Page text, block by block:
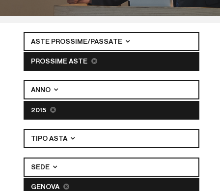
ASTE PROSSIME/PASSATE
PROSSIME ASTE
ANNO
2015
TIPO ASTA
SEDE
GENOVA